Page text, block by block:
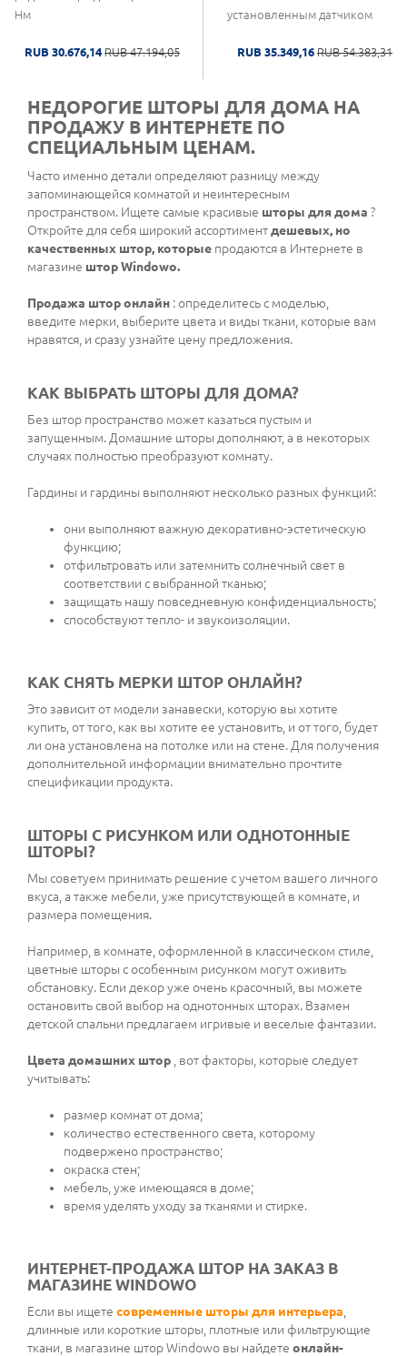
Нм
RUB 30.676,14 RUB 47.194,05
установленным датчиком
RUB 35.349,16 RUB 54.383,31
НЕДОРОГИЕ ШТОРЫ ДЛЯ ДОМА НА
ПРОДАЖУ В ИНТЕРНЕТЕ ПО
СПЕЦИАЛЬНЫМ ЦЕНАМ.
Часто именно детали определяют разницу между
запоминающейся комнатой и неинтересным
пространством. Ищете самые красивые шторы для дома ?
Откройте для себя широкий ассортиментдешевых, но
качественных штор, которые продаются в Интернете в
магазине штор Windowo.
Продажа штор онлайн : определитесь с моделью,
введите мерки, выберите цвета и виды ткани, которые вам
нравятся, и сразу узнайте цену предложения.
КАК ВЫБРАТЬ ШТОРЫ ДЛЯ ДОМА?
Без штор пространство может казаться пустым и
запущенным. Домашние шторы дополняют, а в некоторых
случаях полностью преобразуют комнату.
Гардины и гардины выполняют несколько разных функций:
они выполняют важную декоративно-эстетическую
функцию;
отфильтровать или затемнить солнечный свет в
соответствии с выбранной тканью;
защищать нашу повседневную конфиденциальность;
способствуют тепло- и звукоизоляции.
КАК СНЯТЬ МЕРКИ ШТОР ОНЛАЙН?
Это зависит от модели занавески, которую вы хотите
купить, от того, как вы хотите ее установить, и от того, будет
ли она установлена на потолке или на стене. Для получения
дополнительной информации внимательно прочтите
спецификации продукта.
ШТОРЫ С РИСУНКОМ ИЛИ ОДНОТОННЫЕ
ШТОРЫ?
Мы советуем принимать решение с учетом вашего личного
вкуса, а также мебели, уже присутствующей в комнате, и
размера помещения.
Например, в комнате, оформленной в классическом стиле,
цветные шторы с особенным рисунком могут оживить
обстановку. Если декор уже очень красочный, вы можете
остановить свой выбор на однотонных шторах. Взамен
детской спальни предлагаем игривые и веселые фантазии.
Цвета домашних штор , вот факторы, которые следует
учитывать:
размер комнат от дома;
количество естественного света, которому
подвержено пространство;
окраска стен;
мебель, уже имеющаяся в доме;
время уделять уходу за тканями и стирке.
ИНТЕРНЕТ-ПРОДАЖА ШТОР НА ЗАКАЗ В
МАГАЗИНЕ WINDOWO
Если вы ищете современные шторы для интерьера
длинные или короткие шторы, плотные или фильтрующие
ткани, в магазине штор Windowo вы найдете онлайн-